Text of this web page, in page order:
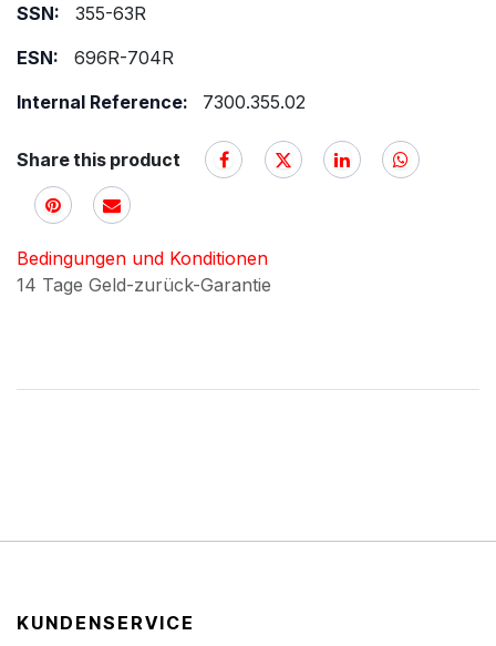
SSN:
355-63R
ESN:
696R-704R
Internal Reference:
7300.355.02
Share this product
Bedingungen und Konditionen
14 Tage Geld-zurück-Garantie
KUNDENSERVICE